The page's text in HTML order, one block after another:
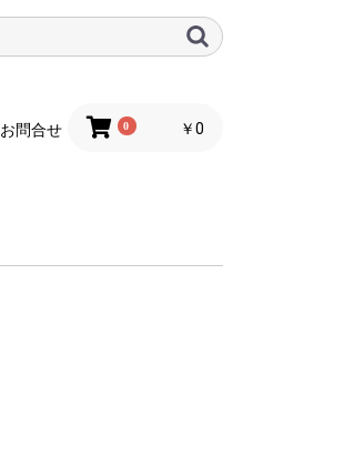
お問合せ 0 ￥0